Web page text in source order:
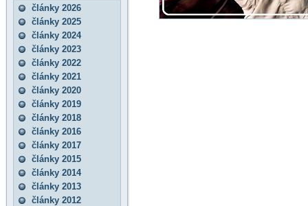
články 2026
články 2025
články 2024
články 2023
články 2022
články 2021
články 2020
články 2019
články 2018
články 2016
články 2017
články 2015
články 2014
články 2013
články 2012